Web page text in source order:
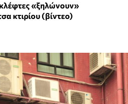
«ξηλώνουν»
κτιρίου (βίντεο)